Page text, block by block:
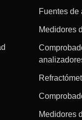
Fuentes de
Medidores
Medidores